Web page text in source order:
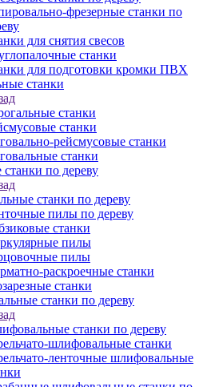
фрезерные станки по
для снятия свесов
станки
для подготовки кромки ПВХ
станки
станки
станки
рейсмусовые станки
станки
по дереву
станки по дереву
пилы по дереву
станки
пилы
пилы
раскроечные станки
станки
станки по дереву
станки по дереву
шлифовальные станки
ленточные шлифовальные